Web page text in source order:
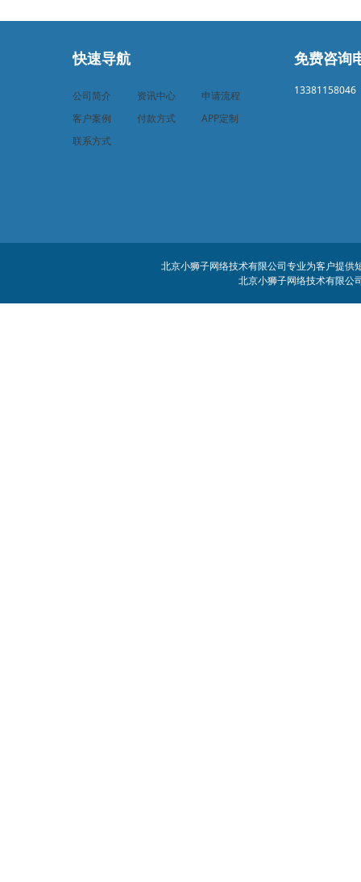
快速导航
公司简介 资讯中心
申请流程
客户案例
付款方式
APP定制
联系方式
免费咨询
13381158046
北京小狮子网络技术有限公司专业为客户提
北京小狮子网络技术有限公